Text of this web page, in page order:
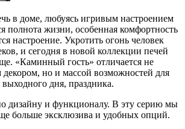
в доме, любуясь игривым настроением
полнота жизни, особенная комфортность
настроение. Укротить огонь человек
и сегодня в новой коллекции печей
«Каминный гость» отличается не
но и массой возможностей для
дня, праздника.
дизайну и функционалу. В эту серию мы
больше эксклюзива и удобных опций.